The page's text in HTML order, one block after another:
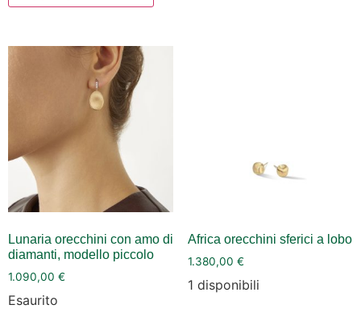
Lunaria orecchini con amo di
diamanti, modello piccolo
1.090,00 €
Esaurito
Africa orecchini sferici a lobo
1.380,00 €
1 disponibili